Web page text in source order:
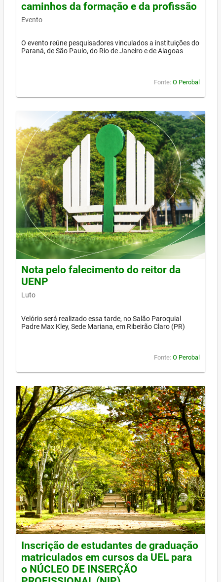
caminhos da formação e da profissão
Evento
O evento reúne pesquisadores vinculados a instituições do
Paraná, de São Paulo, do Rio de Janeiro e de Alagoas
Fonte: O Perobal
Nota pelo falecimento do reitor da
UENP
Luto
Velório será realizado essa tarde, no Salão Paroquial
Padre Max Kley, Sede Mariana, em Ribeirão Claro (PR)
Fonte: O Perobal
Inscrição de estudantes de graduação
matriculados em cursos da UEL para
o NÚCLEO DE INSERÇÃO